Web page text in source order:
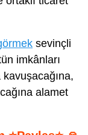
sevinçli
imkânları
alamet